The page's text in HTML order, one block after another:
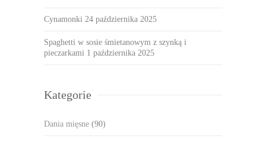
Cynamonki 24 października 2025
Spaghetti w sosie śmietanowym z szynką i
pieczarkami 1 października 2025
Kategorie
Dania mięsne (90)